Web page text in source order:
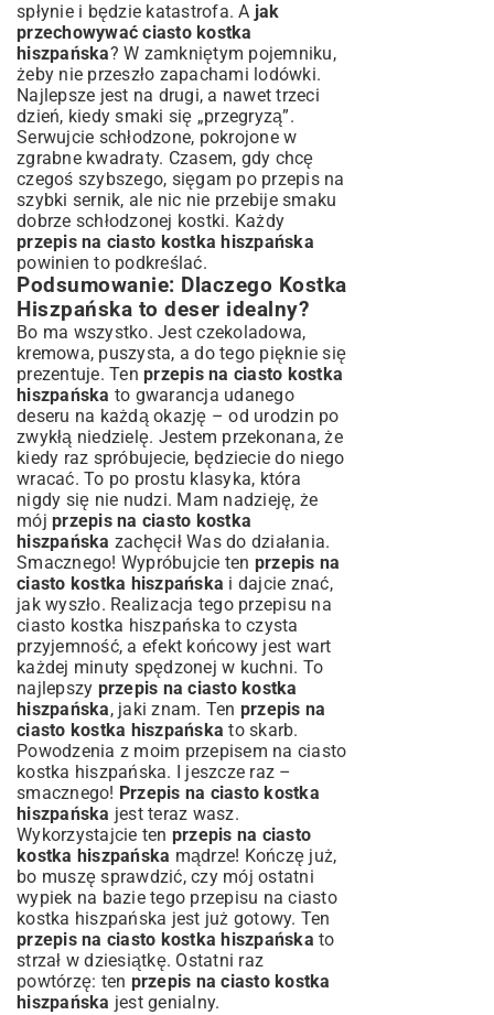
spłynie i będzie katastrofa. A jak
przechowywać ciasto kostka
hiszpańska? W zamkniętym pojemniku,
żeby nie przeszło zapachami lodówki.
Najlepsze jest na drugi, a nawet trzeci
dzień, kiedy smaki się „przegryzą”.
Serwujcie schłodzone, pokrojone w
zgrabne kwadraty. Czasem, gdy chcę
czegoś szybszego, sięgam po przepis na
szybki sernik, ale nic nie przebije smaku
dobrze schłodzonej kostki. Każdy
przepis na ciasto kostka hiszpańska
powinien to podkreślać.
Podsumowanie: Dlaczego Kostka
Hiszpańska to deser idealny?
Bo ma wszystko. Jest czekoladowa,
kremowa, puszysta, a do tego pięknie się
prezentuje. Ten przepis na ciasto kostka
hiszpańska to gwarancja udanego
deseru na każdą okazję – od urodzin po
zwykłą niedzielę. Jestem przekonana, że
kiedy raz spróbujecie, będziecie do niego
wracać. To po prostu klasyka, która
nigdy się nie nudzi. Mam nadzieję, że
mój przepis na ciasto kostka
hiszpańska zachęcił Was do działania.
Smacznego! Wypróbujcie ten przepis na
ciasto kostka hiszpańska i dajcie znać,
jak wyszło. Realizacja tego przepisu na
ciasto kostka hiszpańska to czysta
przyjemność, a efekt końcowy jest wart
każdej minuty spędzonej w kuchni. To
najlepszy przepis na ciasto kostka
hiszpańska, jaki znam. Ten przepis na
ciasto kostka hiszpańska to skarb.
Powodzenia z moim przepisem na ciasto
kostka hiszpańska. I jeszcze raz –
smacznego! Przepis na ciasto kostka
hiszpańska jest teraz wasz.
Wykorzystajcie ten przepis na ciasto
kostka hiszpańska mądrze! Kończę już,
bo muszę sprawdzić, czy mój ostatni
wypiek na bazie tego przepisu na ciasto
kostka hiszpańska jest już gotowy. Ten
przepis na ciasto kostka hiszpańska to
strzał w dziesiątkę. Ostatni raz
powtórzę: ten przepis na ciasto kostka
hiszpańska jest genialny.